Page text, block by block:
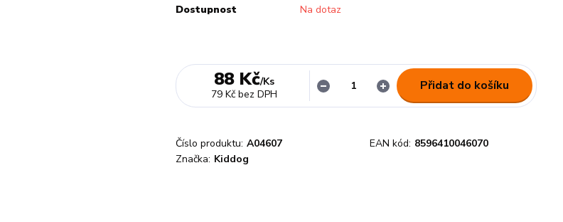
Dostupnost Na dotaz
88 Kč/Ks
79 Kč bez DPH
Přidat do košíku
Číslo produktu: A04607 EAN kód: 8596410046070
Značka: Kiddog